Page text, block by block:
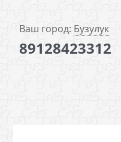
Ваш город: Бузулук
89128423312